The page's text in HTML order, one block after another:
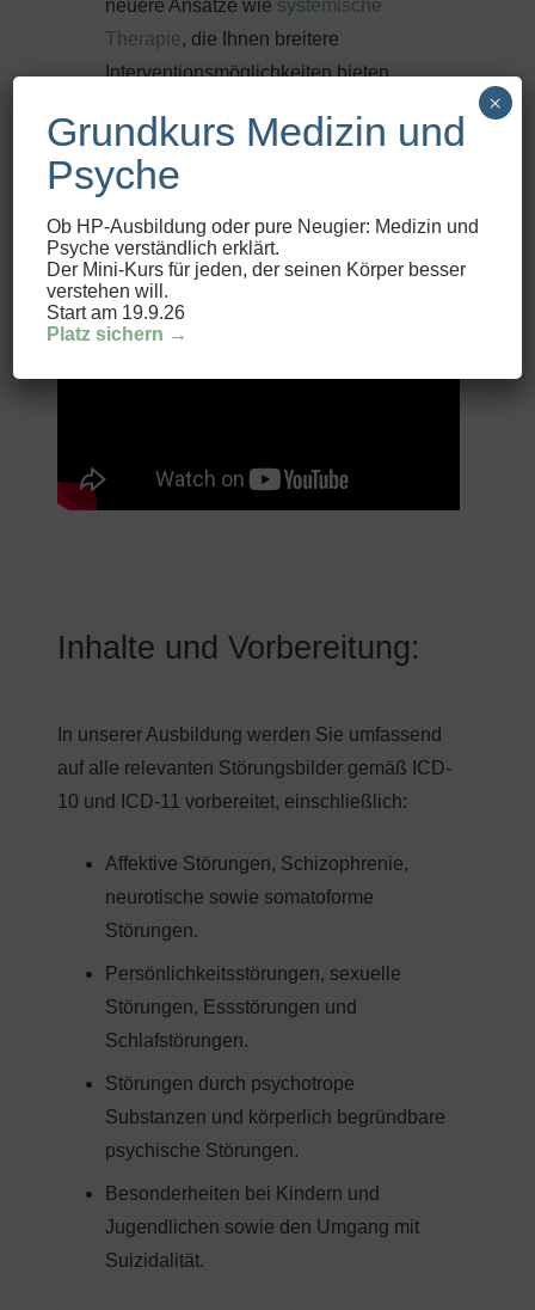
neuere Ansätze wie systemische
Therapie, die Ihnen breitere
Interventionsmöglichkeiten bieten.
Die wichtigsten Fragen
und Antworten zur
Ausbildung imVideo:
Inhalte und Vorbereitung:
In unserer Ausbildung werden Sie umfassend
auf alle relevanten Störungsbilder gemäß ICD-
10 und ICD-11 vorbereitet, einschließlich:
Affektive Störungen, Schizophrenie,
neurotische sowie somatoforme
Störungen.
Persönlichkeitsstörungen, sexuelle
Störungen, Essstörungen und
Schlafstörungen.
Störungen durch psychotrope
Substanzen und körperlich begründbare
psychische Störungen.
Besonderheiten bei Kindern und
Jugendlichen sowie den Umgang mit
Suizidalität.
Grundkurs Medizin und
Psyche
Ob HP-Ausbildung oder pure Neugier: Medizin und
Psyche verständlich erklärt.
Der Mini-Kurs für jeden, der seinen Körper besser
verstehen will.
Start am 19.9.26
Platz sichern →
×